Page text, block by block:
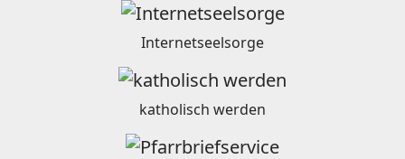
Internetseelsorge
katholisch werden